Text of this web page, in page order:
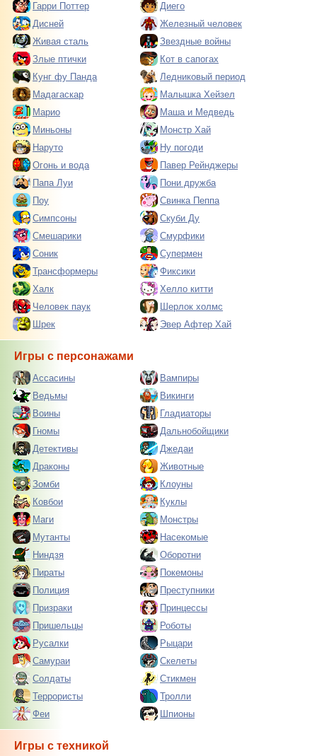
Гарри Поттер
Диего
Дисней
Железный человек
Живая сталь
Звездные войны
Злые птички
Кот в сапогах
Кунг фу Панда
Ледниковый период
Мадагаскар
Малышка Хейзел
Марио
Маша и Медведь
Миньоны
Монстр Хай
Наруто
Ну погоди
Огонь и вода
Павер Рейнджеры
Папа Луи
Пони дружба
Поу
Свинка Пеппа
Симпсоны
Скуби Ду
Смешарики
Смурфики
Соник
Супермен
Трансформеры
Фиксики
Халк
Хелло китти
Человек паук
Шерлок холмс
Шрек
Эвер Афтер Хай
Игры с персонажами
Ассасины
Вампиры
Ведьмы
Викинги
Воины
Гладиаторы
Гномы
Дальнобойщики
Детективы
Джедаи
Драконы
Животные
Зомби
Клоуны
Ковбои
Куклы
Маги
Монстры
Мутанты
Насекомые
Ниндзя
Оборотни
Пираты
Покемоны
Полиция
Преступники
Призраки
Принцессы
Пришельцы
Роботы
Русалки
Рыцари
Самураи
Скелеты
Солдаты
Стикмен
Террористы
Тролли
Феи
Шпионы
Игры с техникой